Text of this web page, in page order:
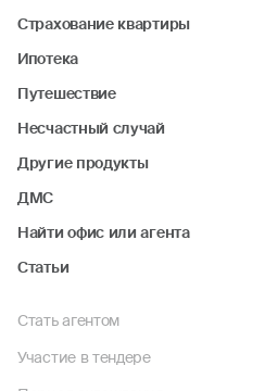
Страхование квартиры
Ипотека
Путешествие
Несчастный случай
Другие продукты
ДМС
Найти офис или агента
Статьи
Стать агентом
Участие в тендере